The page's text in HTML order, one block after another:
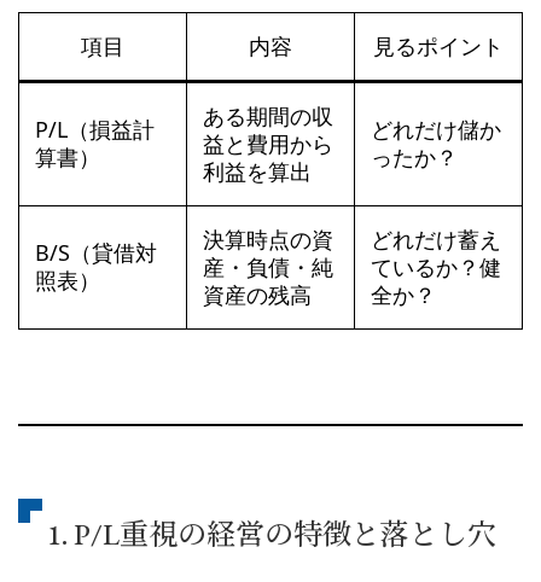
項目 内容 見るポイント
P/L（損益計
算書）
ある期間の収
益と費用から
利益を算出
どれだけ儲か
ったか？
B/S（貸借対
照表）
決算時点の資
産・負債・純
資産の残高
どれだけ蓄え
ているか？健
全か？
1. P/L重視の経営の特徴と落とし穴